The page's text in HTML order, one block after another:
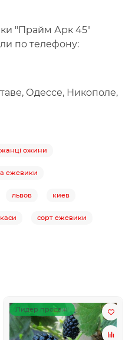
"Прайм Арк 45"
по телефону:
Одессе, Никополе,
ожини
ежевики
львов киев
сорт ежевики
Лидер продаж!